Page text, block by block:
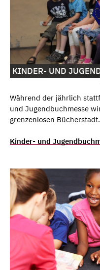
KINDER- UND
Während der jährlich
und Jugendbuchmesse
grenzenlosen Bücherstadt.
Kinder- und